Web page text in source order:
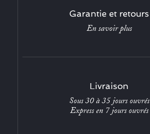
Garantie et retours
En savoir plus
Livraison
Sous 30 à 35 jours ouvrés
Express en 7 jours ouvrés